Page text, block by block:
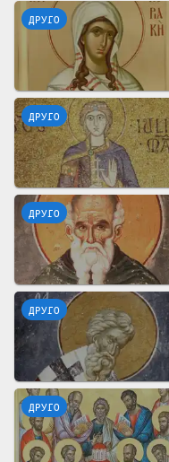
ДРУГО
ДРУГО
ДРУГО
ДРУГО
ДРУГО